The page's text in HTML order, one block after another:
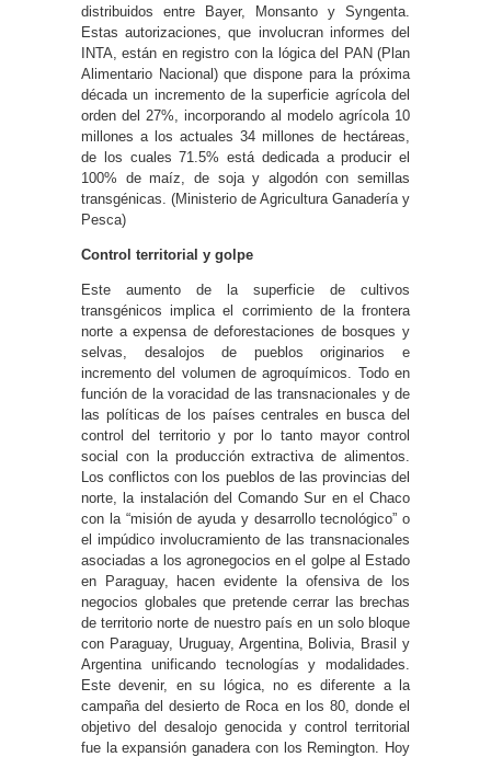
distribuidos entre Bayer, Monsanto y Syngenta.
Estas autorizaciones, que involucran informes del
INTA, están en registro con la lógica del PAN (Plan
Alimentario Nacional) que dispone para la próxima
década un incremento de la superficie agrícola del
orden del 27%, incorporando al modelo agrícola 10
millones a los actuales 34 millones de hectáreas,
de los cuales 71.5% está dedicada a producir el
100% de maíz, de soja y algodón con semillas
transgénicas. (Ministerio de Agricultura Ganadería y
Pesca)
Control territorial y golpe
Este aumento de la superficie de cultivos
transgénicos implica el corrimiento de la frontera
norte a expensa de deforestaciones de bosques y
selvas, desalojos de pueblos originarios e
incremento del volumen de agroquímicos. Todo en
función de la voracidad de las transnacionales y de
las políticas de los países centrales en busca del
control del territorio y por lo tanto mayor control
social con la producción extractiva de alimentos.
Los conflictos con los pueblos de las provincias del
norte, la instalación del Comando Sur en el Chaco
con la “misión de ayuda y desarrollo tecnológico” o
el impúdico involucramiento de las transnacionales
asociadas a los agronegocios en el golpe al Estado
en Paraguay, hacen evidente la ofensiva de los
negocios globales que pretende cerrar las brechas
de territorio norte de nuestro país en un solo bloque
con Paraguay, Uruguay, Argentina, Bolivia, Brasil y
Argentina unificando tecnologías y modalidades.
Este devenir, en su lógica, no es diferente a la
campaña del desierto de Roca en los 80, donde el
objetivo del desalojo genocida y control territorial
fue la expansión ganadera con los Remington. Hoy